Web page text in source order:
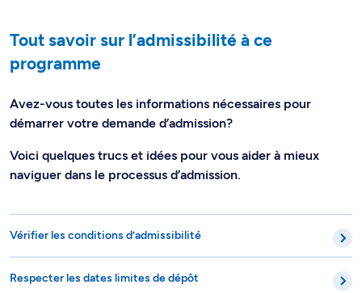
Tout savoir sur l’admissibilité à ce
programme
Avez-vous toutes les informations nécessaires pour
démarrer votre demande d’admission?
Voici quelques trucs et idées pour vous aider à mieux
naviguer dans le processus d’admission.
Vérifier les conditions d’admissibilité
Respecter les dates limites de dépôt